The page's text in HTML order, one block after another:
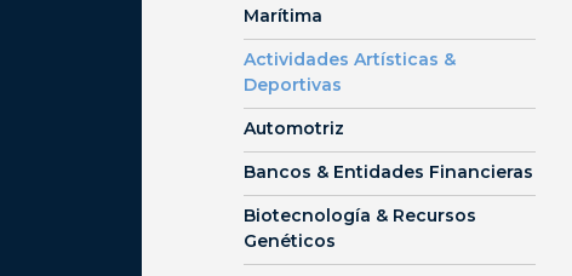
Marítima
Actividades Artísticas &
Deportivas
Automotriz
Bancos & Entidades Financieras
Biotecnología & Recursos
Genéticos